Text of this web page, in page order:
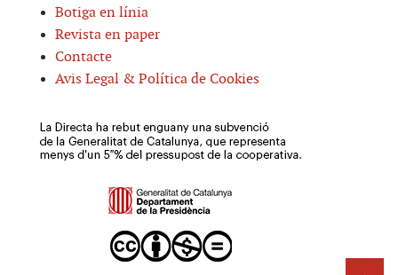
Botiga en línia
Revista en paper
Contacte
Avis Legal & Política de Cookies